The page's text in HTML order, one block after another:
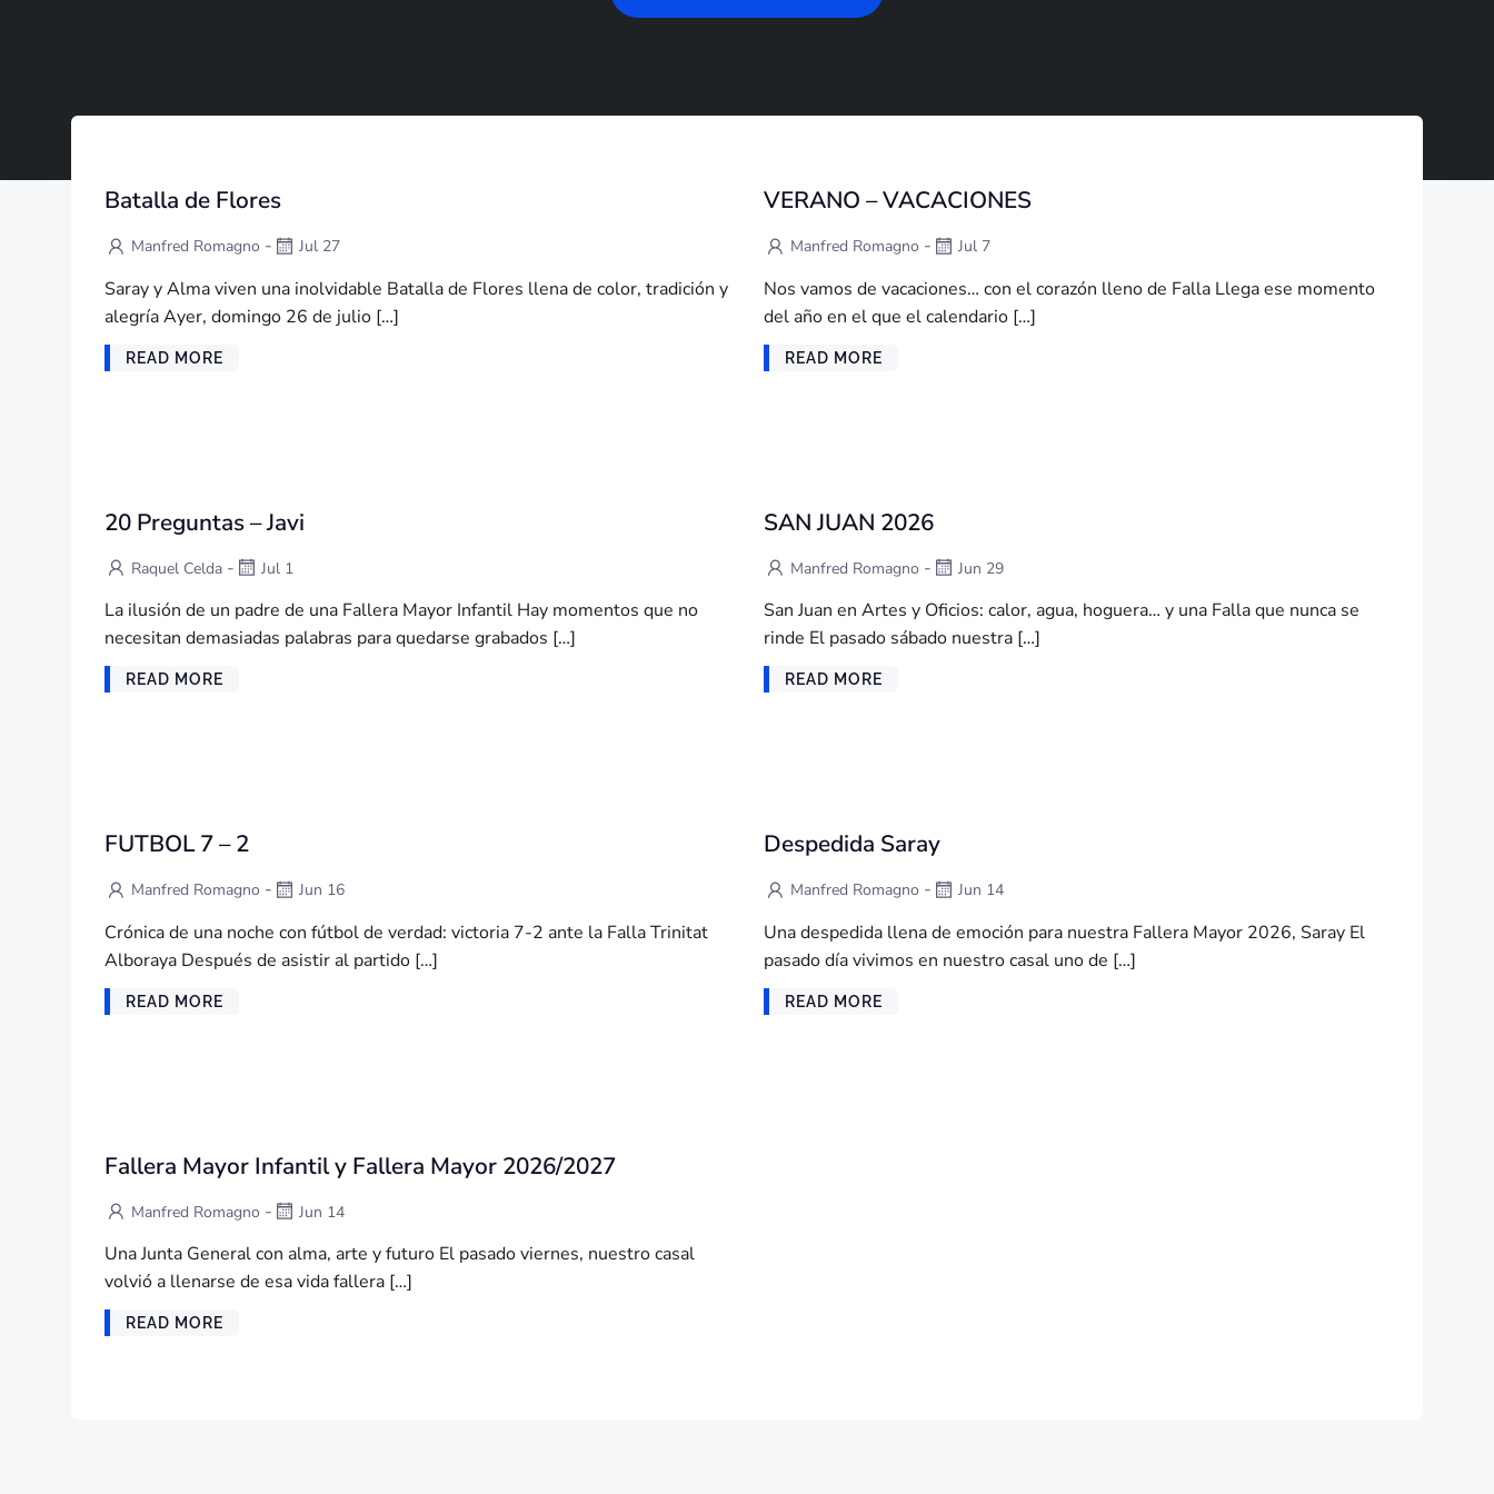
Batalla de Flores
Manfred Romagno - Jul 27
Saray y Alma viven una inolvidable Batalla de Flores llena de color, tradición y
alegría Ayer, domingo 26 de julio […]
READ MORE
VERANO – VACACIONES
Manfred Romagno - Jul 7
Nos vamos de vacaciones… con el corazón lleno de Falla Llega ese momento
del año en el que el calendario […]
READ MORE
20 Preguntas – Javi
Raquel Celda - Jul 1
La ilusión de un padre de una Fallera Mayor Infantil Hay momentos que no
necesitan demasiadas palabras para quedarse grabados […]
READ MORE
SAN JUAN 2026
Manfred Romagno - Jun 29
San Juan en Artes y Oficios: calor, agua, hoguera… y una Falla que nunca se
rinde El pasado sábado nuestra […]
READ MORE
FUTBOL 7 – 2
Manfred Romagno - Jun 16
Crónica de una noche con fútbol de verdad: victoria 7-2 ante la Falla Trinitat
Alboraya Después de asistir al partido […]
READ MORE
Despedida Saray
Manfred Romagno - Jun 14
Una despedida llena de emoción para nuestra Fallera Mayor 2026, Saray El
pasado día vivimos en nuestro casal uno de […]
READ MORE
Fallera Mayor Infantil y Fallera Mayor 2026/2027
Manfred Romagno - Jun 14
Una Junta General con alma, arte y futuro El pasado viernes, nuestro casal
volvió a llenarse de esa vida fallera […]
READ MORE